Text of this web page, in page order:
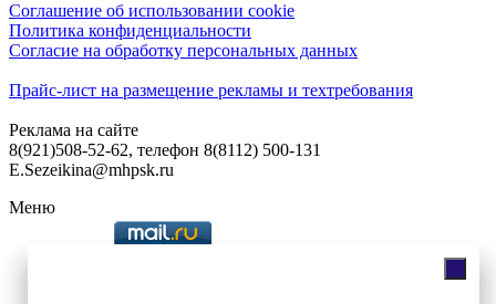
Соглашение об использовании cookie
Политика конфиденциальности
Согласие на обработку персональных данных
Прайс-лист на размещение рекламы и техтребования
Реклама на сайте
8(921)508-52-62, телефон 8(8112) 500-131
E.Sezeikina@mhpsk.ru
Меню